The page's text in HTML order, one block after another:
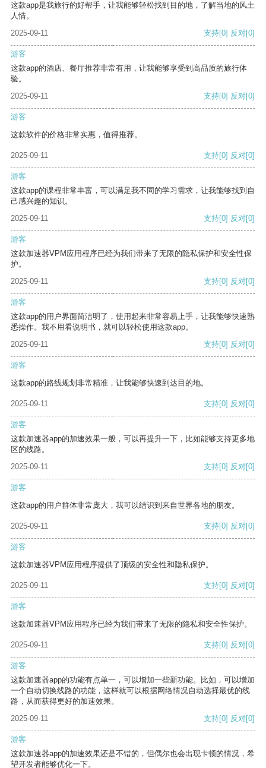
这款app是我旅行的好帮手，让我能够轻松找到目的地，了解当地的风土
人情。
2025-09-11
支持[0] 反对[0]
游客
这款app的酒店、餐厅推荐非常有用，让我能够享受到高品质的旅行体
验。
2025-09-11
支持[0] 反对[0]
游客
这款软件的价格非常实惠，值得推荐。
2025-09-11 支持[0] 反对[0]
游客
这款app的课程非常丰富，可以满足我不同的学习需求，让我能够找到自
己感兴趣的知识。
2025-09-11
支持[0] 反对[0]
游客
这款加速器VPM应用程序已经为我们带来了无限的隐私保护和安全性保
护。
2025-09-11
支持[0] 反对[0]
游客
这款app的用户界面简洁明了，使用起来非常容易上手，让我能够快速熟
悉操作。我不用看说明书，就可以轻松使用这款app。
2025-09-11
支持[0] 反对[0]
游客
这款app的路线规划非常精准，让我能够快速到达目的地。
2025-09-11 支持[0] 反对[0]
游客
这款加速器app的加速效果一般，可以再提升一下，比如能够支持更多地
区的线路。
2025-09-11
支持[0] 反对[0]
游客
这款app的用户群体非常庞大，我可以结识到来自世界各地的朋友。
2025-09-11 支持[0] 反对[0]
游客
这款加速器VPM应用程序提供了顶级的安全性和隐私保护。
2025-09-11 支持[0] 反对[0]
游客
这款加速器VPM应用程序已经为我们带来了无限的隐私和安全性保护。
2025-09-11 支持[0] 反对[0]
游客
这款加速器app的功能有点单一，可以增加一些新功能。比如，可以增加
一个自动切换线路的功能，这样就可以根据网络情况自动选择最优的线
路，从而获得更好的加速效果。
2025-09-11
支持[0] 反对[0]
游客
这款加速器app的加速效果还是不错的，但偶尔也会出现卡顿的情况，希
望开发者能够优化一下。